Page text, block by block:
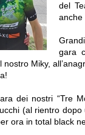
del
anche
gara
nostro Miky,
dei nostri “Tre
(al rientro
ora in total black